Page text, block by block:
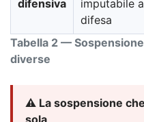
Tabella 2 —
diverse
difensiva
imputabile
difesa
⚠️ La sospensione
sola